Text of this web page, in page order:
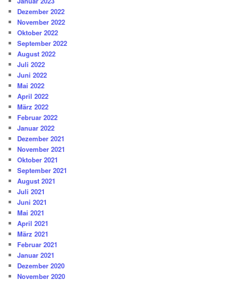
Dezember 2022
November 2022
Oktober 2022
September 2022
August 2022
Juli 2022
Juni 2022
Mai 2022
April 2022
März 2022
Februar 2022
Januar 2022
Dezember 2021
November 2021
Oktober 2021
September 2021
August 2021
Juli 2021
Juni 2021
Mai 2021
April 2021
März 2021
Februar 2021
Januar 2021
Dezember 2020
November 2020